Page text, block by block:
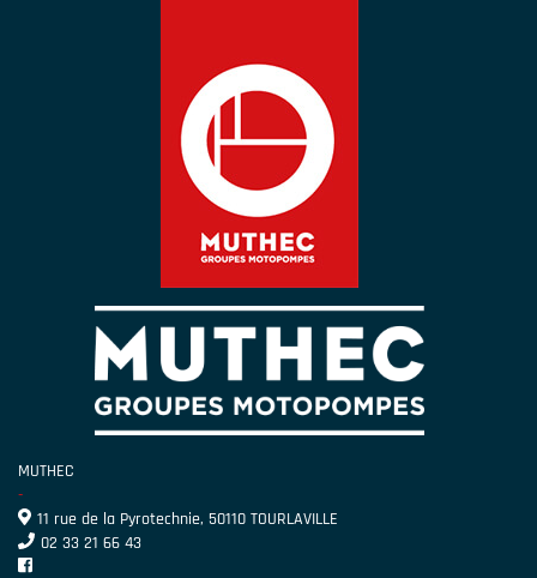
MUTHEC
-
11 rue de la Pyrotechnie, 50110 TOURLAVILLE
02 33 21 66 43